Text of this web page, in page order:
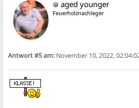
aged younger
Feuerholznachleger
Antwort #5 am: November 10, 2022,